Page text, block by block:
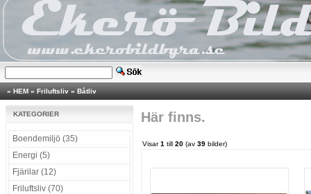
» HEM » Friluftsliv » Båtliv
KATEGORIER
Boendemiljö (35)
Energi (5)
Fjärilar (12)
Friluftsliv (70)
Här finns.
Visar1 till 20 (av 39 bilder)